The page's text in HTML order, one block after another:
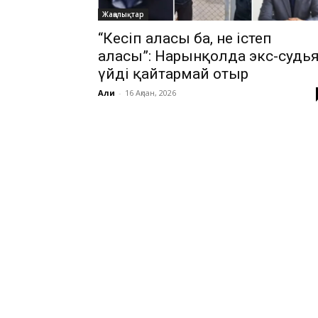
Жаңалықтар
“Кесіп аласың ба, не істеп
аласың”: Нарынқолда экс-
үйді қайтармай отыр
Али - 16 Ақпан, 2026